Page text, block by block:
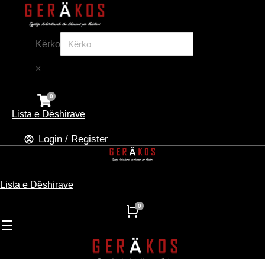
Kërko
×
Lista e Dëshirave
Login / Register
Lista e Dëshirave